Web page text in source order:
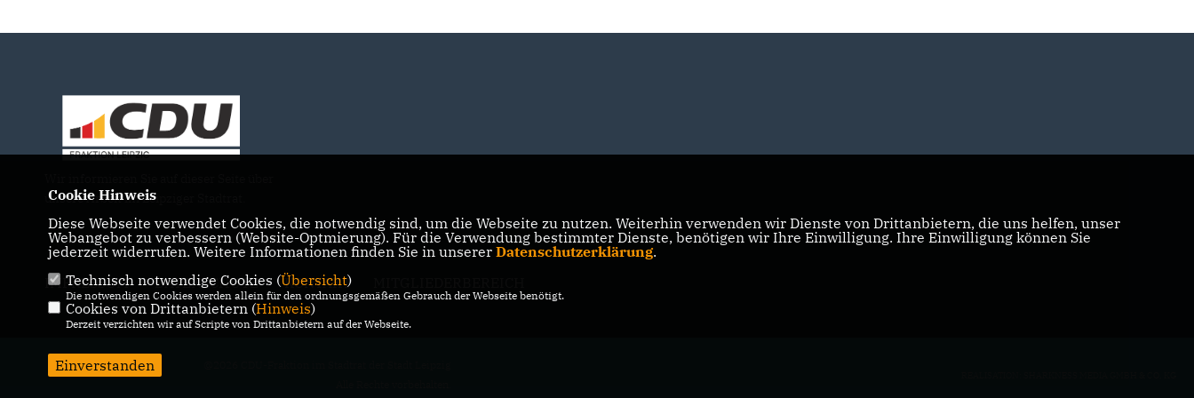
unsere Arbeit im Leipziger Stadtrat.
IMPRESSUM DATENSCHUTZ KONTAKT
Cookie Hinweis
Diese Webseite verwendet Cookies, die notwendig sind, um die Webseite zu nutzen. Weiterhin verwenden wir Dienste von Drittanbietern, die uns helfen, unser
Webangebot zu verbessern (Website-Optmierung). Für die Verwendung bestimmter Dienste, benötigen wir Ihre Einwilligung. Ihre Einwilligung können Sie
jederzeit widerrufen. Weitere Informationen finden Sie in unserer Datenschutzerklärung.
Technisch notwendige Cookies (Übersicht)
Die notwendigen Cookies werden allein für den ordnungsgemäßen Gebrauch der Webseite benötigt.
Cookies von Drittanbietern (Hinweis)
Derzeit verzichten wir auf Scripte von Drittanbietern auf der Webseite.
Einverstanden